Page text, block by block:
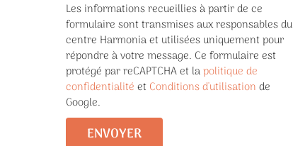
Les informations recueillies à partir de ce
formulaire sont transmises aux responsables du
centre Harmonia et utilisées uniquement pour
répondre à votre message. Ce formulaire est
protégé par reCAPTCHA et lapolitique de
confidentialité et Conditions d'utilisation de
Google.
ENVOYER